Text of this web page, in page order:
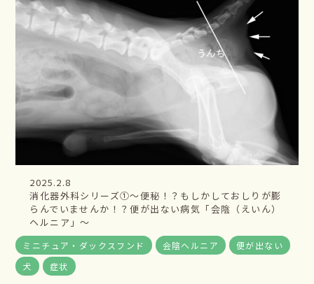
2025.2.8
消化器外科シリーズ①～便秘！？もしかしておしりが膨
らんでいませんか！？便が出ない病気「会陰（えいん）
ヘルニア」～
ミニチュア・ダックスフンド 会陰ヘルニア
便が出ない
犬
症状